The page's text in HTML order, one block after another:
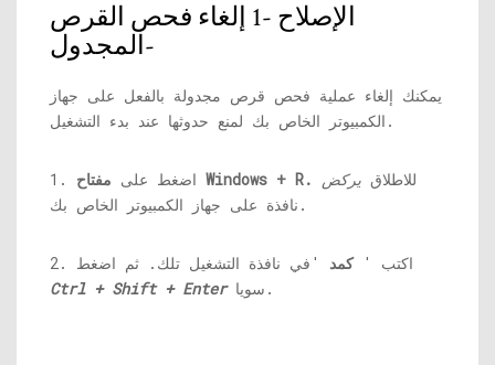
الإصلاح -1 إلغاء فحص القرص
المجدول-
يمكنك إلغاء عملية فحص قرص مجدولة بالفعل على جهاز
الكمبيوتر الخاص بك لمنع حدوثها عند بدء التشغيل.
1. اضغط على مفتاح Windows + R. للاطلاق يركض
نافذة على جهاز الكمبيوتر الخاص بك.
2. اكتب 'كمد 'في نافذة التشغيل تلك. ثم اضغط
Ctrl + Shift + Enter
سويا.